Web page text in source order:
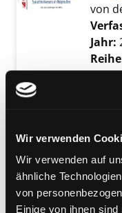
Wir verwenden
Wir verwenden auf
ähnliche
von
Einige von ihnen
von
Jahr:
Jahr: